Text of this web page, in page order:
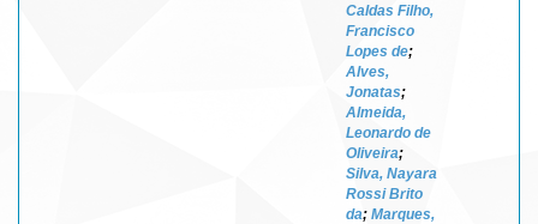
Caldas Filho,
Francisco
Lopes de;
Alves,
Jonatas;
Almeida,
Leonardo de
Oliveira;
Silva, Nayara
Rossi Brito
da; Marques,